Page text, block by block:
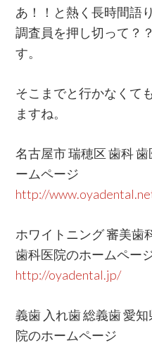
あ！！と熱く長時間語り
調査員を押し切って？
す。
そこまでと行かなくて
ますね。
名古屋市 瑞穂区 歯科
ームページ
http://
ホワイトニング 審美歯
歯科医院のホームペー
http://oyadental.jp/
義歯 入れ歯 総義歯 愛
院のホームページ